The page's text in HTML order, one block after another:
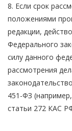
8. Если срок
положениями
редакции,
Федерального
силу данного
рассмотрения
451-ФЗ
статьи 272 КАС